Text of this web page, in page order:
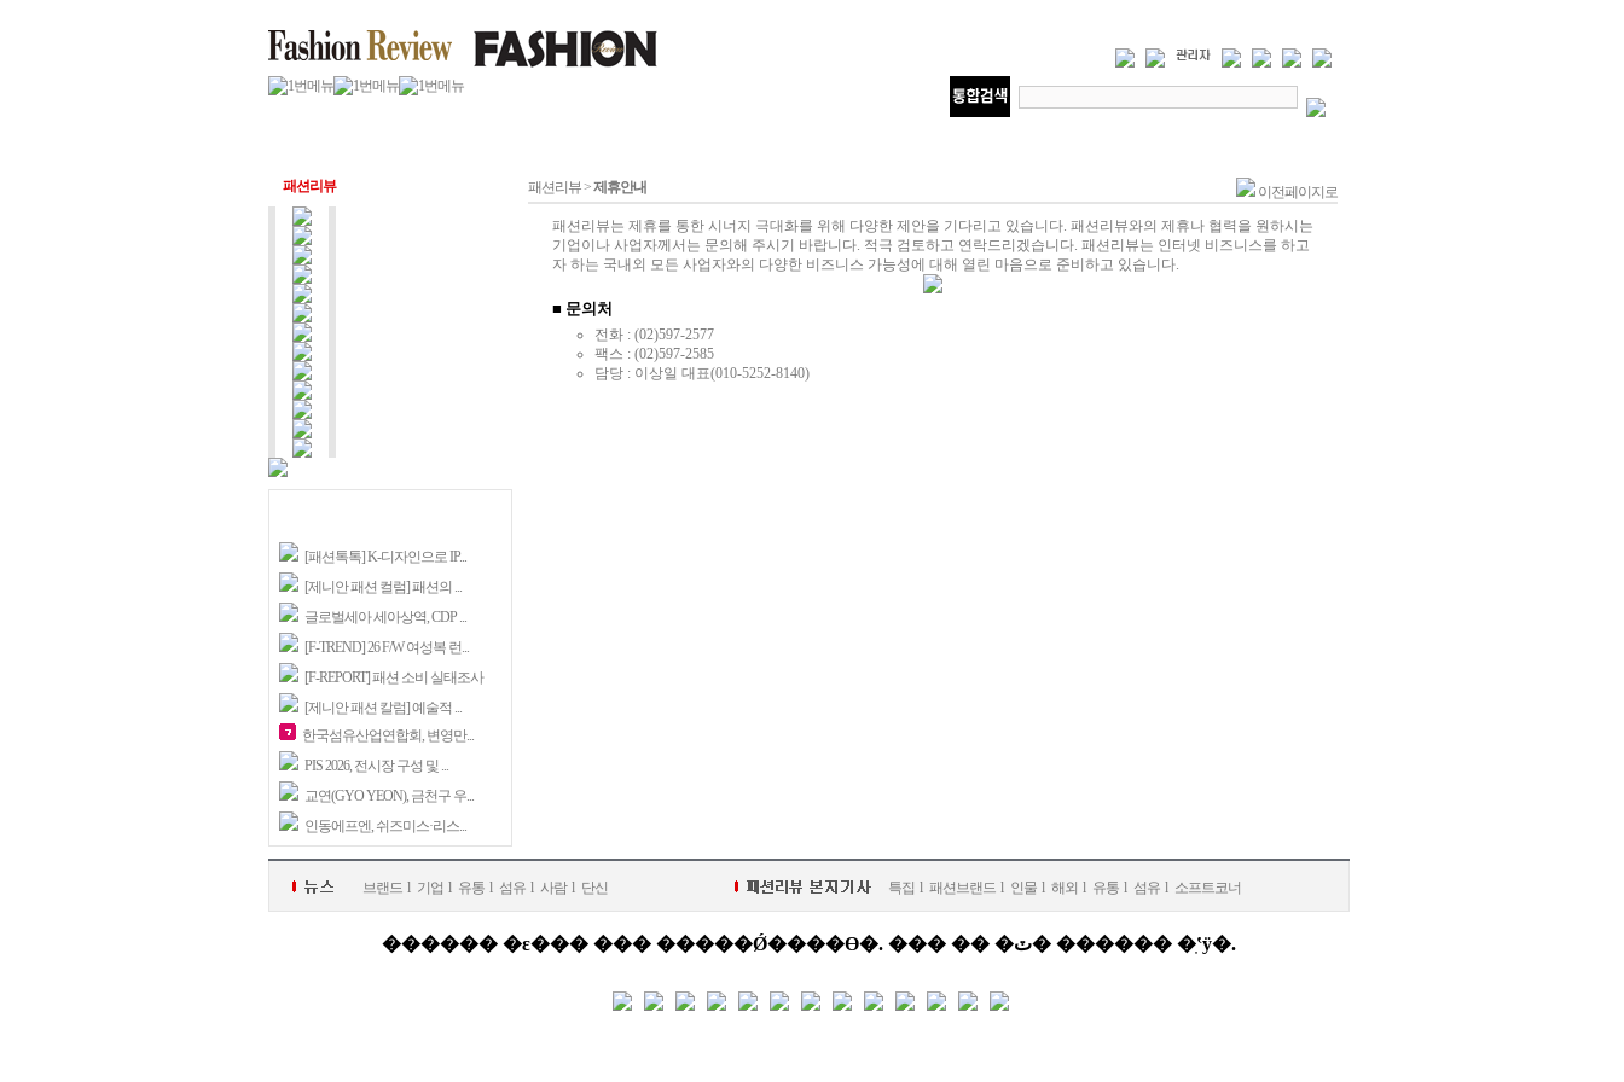
패션리뷰
[패션톡톡] K-디자인으로 IP...
[제니안 패션 컬럼] 패션의 ...
글로벌세아 세아상역, CDP ...
[F-TREND] 26 F/W 여성복 런...
[F-REPORT] 패션 소비 실태조사
[제니안 패션 칼럼] 예술적 ...
한국섬유산업연합회, 변영만...
PIS 2026, 전시장 구성 및 ...
교연(GYO YEON), 금천구 우...
인동에프엔, 쉬즈미스·리스...
패션리뷰 >제휴안내
이전페이지로
패션리뷰는 제휴를 통한 시너지 극대화를 위해 다양한 제안을 기다리고 있습니다. 패션리뷰와의 제휴나 협력을 원하시는
기업이나 사업자께서는 문의해 주시기 바랍니다. 적극 검토하고 연락드리겠습니다. 패션리뷰는 인터넷 비즈니스를 하고
자 하는 국내외 모든 사업자와의 다양한 비즈니스 가능성에 대해 열린 마음으로 준비하고 있습니다.
■ 문의처
전화 : (02)597-2577
팩스 : (02)597-2585
담당 : 이상일 대표(010-5252-8140)
브랜드 l 기업 l 유통 l 섬유 l 사람l 단신 특집 l 패션브랜드 l 인물 l 해외 l 유통 l 섬유 l 소프트코너